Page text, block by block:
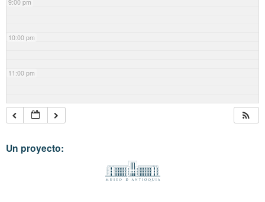
9:00 pm
10:00 pm
11:00 pm
Un proyecto: